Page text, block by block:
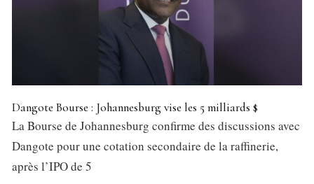
Dangote Bourse : Johannesburg vise les 5 milliards $
La Bourse de Johannesburg confirme des discussions avec
Dangote pour une cotation secondaire de la raffinerie,
après l’IPO de 5